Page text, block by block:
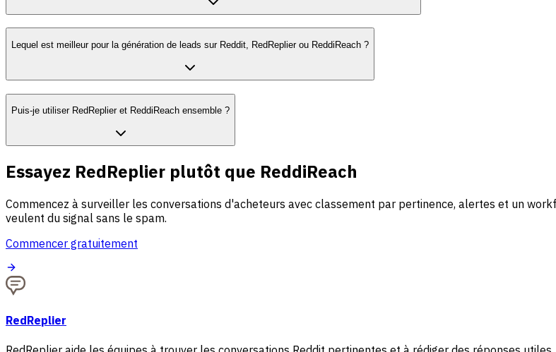
Lequel est meilleur pour la génération de leads sur Reddit, RedReplier ou ReddiReach ?
Puis-je utiliser RedReplier et ReddiReach ensemble ?
Essayez RedReplier plutôt que ReddiReach
Commencez à surveiller les conversations d'acheteurs avec classement par pertinence, alertes et un
veulent du signal sans le spam.
Commencer gratuitement
RedReplier